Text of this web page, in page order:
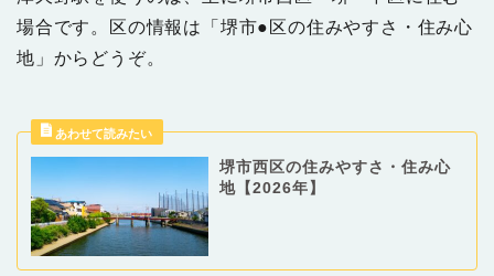
場合です。区の情報は「堺市●区の住みやすさ・住み心
地」からどうぞ。
堺市西区の住みやすさ・住み心
地【2026年】